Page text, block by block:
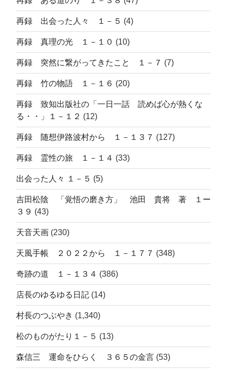
再録 出会った人々 １－５ (4)
再録 真理の光 １－１０ (10)
再録 突然に繋がってきたこと １－７ (7)
再録 竹の物語 １－１６ (20)
再録 致知出版社の「一日一話 読めば心が熱くな
る・・」１－１２ (12)
再録 随想伊路波村から １－１３７ (127)
再録 霊性の旅 １－１４ (33)
出会った人々 １－５ (5)
吉田松陰 「覚悟の磨き方」 池田 貴将 著 １ー
３９ (43)
天音天画 (230)
天風手帳 ２０２２から １－１７７ (348)
奇跡の道 １－１３４ (386)
店長のゆるゆる日記 (14)
村長のつぶやき (1,340)
松のものがたり１－５ (13)
森信三 運命をひらく ３６５の金言 (53)